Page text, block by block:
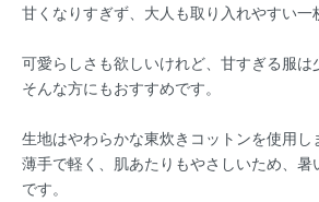
甘くなりすぎず、大人も取り入れやすい一
可愛らしさも欲しいけれど、甘すぎる服は
そんな方にもおすすめです。
生地はやわらかな東炊きコットンを使用し
薄手で軽く、肌あたりもやさしいため、
です。